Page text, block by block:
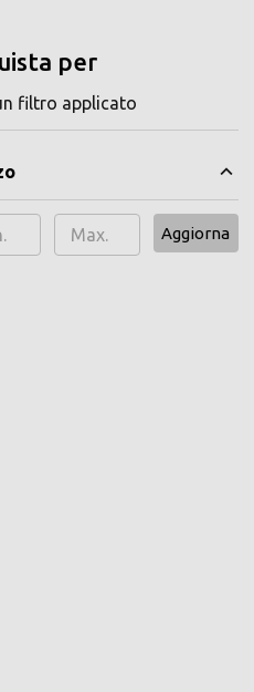
per
filtro applicato
Aggiorna